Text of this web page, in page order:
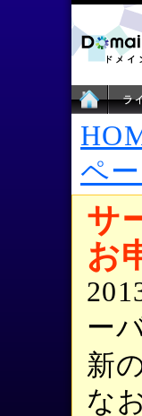
ペ
サ
お
ー
新
な